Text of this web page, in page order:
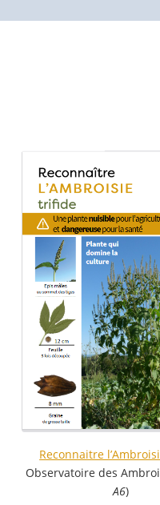
Reconnaitre
Observatoire des
A6)